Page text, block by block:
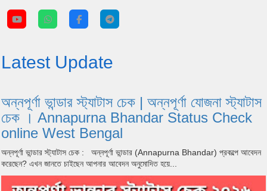
Latest Update
অন্নপূর্ণা ভান্ডার স্ট্যাটাস চেক | অন্নপূর্ণা যোজনা স্ট্যাটাস
চেক । Annapurna Bhandar Status Check
online West Bengal
অন্নপূর্ণা ভান্ডার স্ট্যাটাস চেক : অন্নপূর্ণা ভান্ডার (Annapurna Bhandar) প্রকল্পে আবেদন
করেছেন? এখন জানতে চাইছেন আপনার আবেদন অনুমোদিত হয়ে...